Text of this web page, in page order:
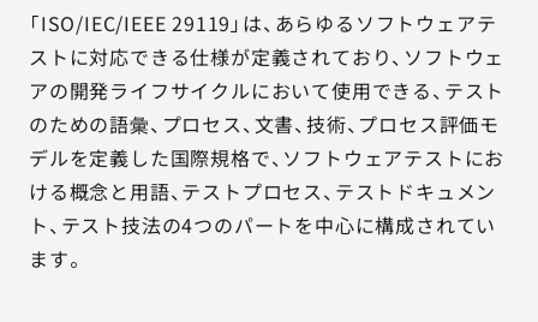
サービス詳細資料 見積・お問い合わせ
サービスお問い合わせ専用番号
03-6865-4864
（平日9:30〜18:00）
※その他のご連絡は 03-5333-1246
「ISO/IEC/IEEE 29119」は、あらゆるソフトウェアテ
ストに対応できる仕様が定義されており、ソフトウェ
アの開発ライフサイクルにおいて使用できる、テスト
のための語彙、プロセス、文書、技術、プロセス評価モ
デルを定義した国際規格で、ソフトウェアテストにお
ける概念と用語、テストプロセス、テストドキュメン
ト、テスト技法の4つのパートを中心に構成されてい
ます。